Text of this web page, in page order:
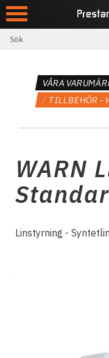
Meny
VÅRA
TILLBEHÖR -
WARN
Linstyrning -